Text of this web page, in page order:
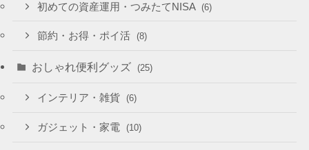
初めての資産運用・つみたてNISA (6)
節約・お得・ポイ活 (8)
おしゃれ便利グッズ (25)
インテリア・雑貨 (6)
ガジェット・家電 (10)